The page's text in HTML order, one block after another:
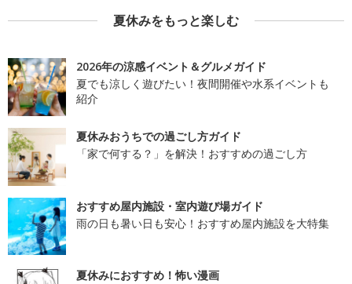
夏休みをもっと楽しむ
2026年の涼感イベント＆グルメガイド
夏でも涼しく遊びたい！夜間開催や水系イベントも
紹介
夏休みおうちでの過ごし方ガイド
「家で何する？」を解決！おすすめの過ごし方
おすすめ屋内施設・室内遊び場ガイド
雨の日も暑い日も安心！おすすめ屋内施設を大特集
夏休みにおすすめ！怖い漫画